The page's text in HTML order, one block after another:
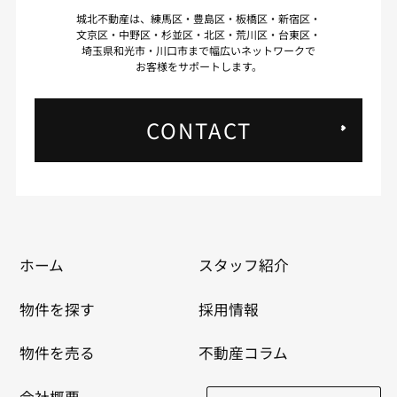
城北不動産は、練馬区・豊島区・板橋区・新宿区・
文京区・中野区・杉並区・北区・荒川区・台東区・
埼玉県和光市・川口市まで幅広いネットワークで
お客様をサポートします。
CONTACT
ホーム
物件を探す
物件を売る
スタッフ紹介
採用情報
不動産コラム